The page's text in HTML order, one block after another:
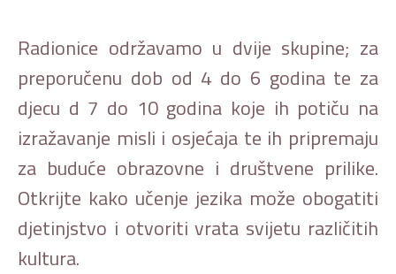
Radionice održavamo u dvije skupine; za
preporučenu dob od 4 do 6 godina te za
djecu d 7 do 10 godina koje ih potiču na
izražavanje misli i osjećaja te ih pripremaju
za buduće obrazovne i društvene prilike.
Otkrijte kako učenje jezika može obogatiti
djetinjstvo i otvoriti vrata svijetu različitih
kultura.